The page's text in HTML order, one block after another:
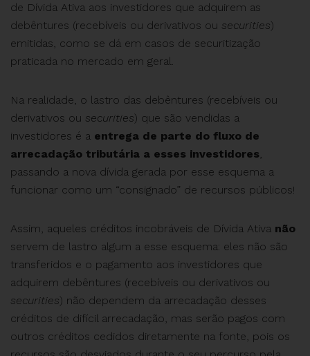
de Dívida Ativa aos investidores que adquirem as
debêntures (recebíveis ou derivativos ou securities)
emitidas, como se dá em casos de securitização
praticada no mercado em geral.
Na realidade, o lastro das debêntures (recebíveis ou
derivativos ou securities) que são vendidas a
investidores é a entrega de parte do fluxo de
arrecadação tributária a esses investidores,
passando a nova dívida gerada por esse esquema a
funcionar como um “consignado” de recursos públicos!
Assim, aqueles créditos incobráveis de Dívida Ativa não
servem de lastro algum a esse esquema: eles não são
transferidos e o pagamento aos investidores que
adquirem debêntures (recebíveis ou derivativos ou
securities) não dependem da arrecadação desses
créditos de difícil arrecadação, mas serão pagos com
outros créditos cedidos diretamente na fonte, pois os